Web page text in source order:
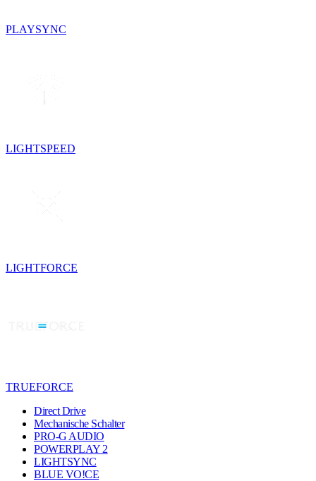
PLAYSYNC
LIGHTSPEED
LIGHTFORCE
TRUEFORCE
Direct Drive
Mechanische Schalter
PRO-G AUDIO
POWERPLAY 2
LIGHTSYNC
BLUE VO!CE